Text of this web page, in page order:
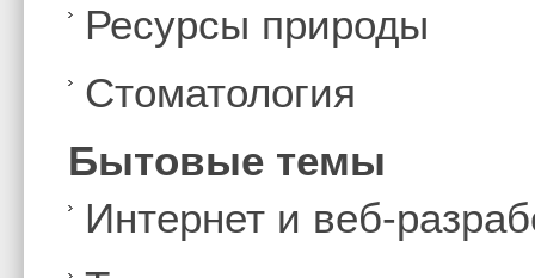
Ресурсы природы
Стоматология
Бытовые темы
Интернет и веб-